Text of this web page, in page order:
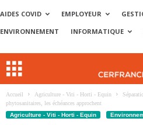
AIDES COVID EMPLOYEUR
ENVIRONNEMENT
INFORMATIQUE
Accueil Agriculture - Viti - Horti - Equin
phytosanitaires, les échéances approchent
Agriculture - Viti - Horti - Equin